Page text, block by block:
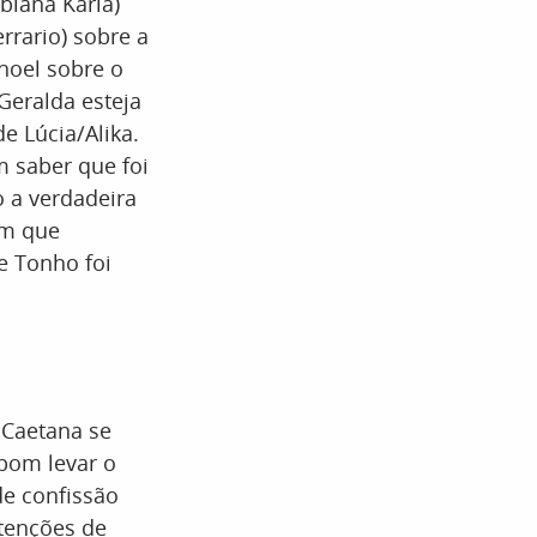
sobre a
sobre o
esteja
Lúcia/Alika.
saber que foi
a verdadeira
que
Tonho foi
se
levar o
confissão
de